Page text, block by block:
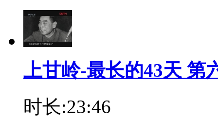
上甘岭-最长的43天 第
时长:23:46